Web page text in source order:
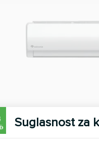
Suglasnost za